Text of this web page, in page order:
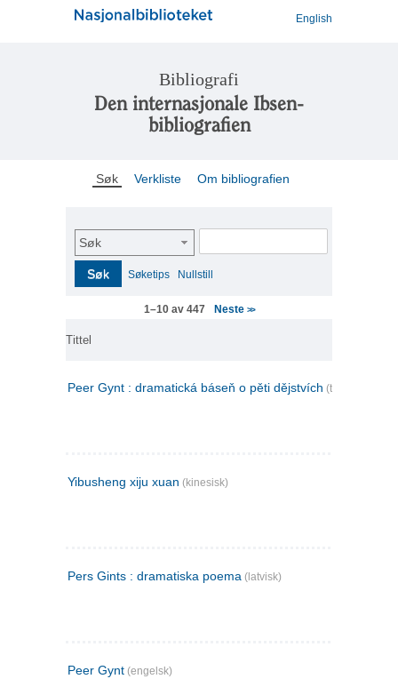
English
Bibliografi
Den internasjonale Ibsen-
bibliografien
Søk Verkliste Om bibliografien
Søk
Søk Søketips Nullstill
1–10 av 447 Neste >>
Tittel
Peer Gynt : dramatická báseň o pěti dějstvích (tsjekkisk)
Yibusheng xiju xuan (kinesisk)
Pers Gints : dramatiska poema (latvisk)
Peer Gynt (engelsk)